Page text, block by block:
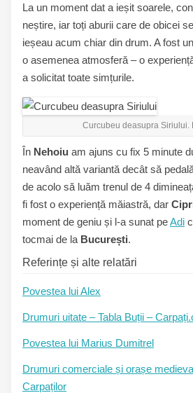
La un moment dat a ieșit soarele,
neștire, iar toți aburii care de obicei
ieșeau acum chiar din drum. A fost
o asemenea atmosferă – o
a solicitat toate simțurile.
Curcubeu deasupra Siriului.
În Nehoiu am ajuns cu fix 5 minute
neavând altă variantă decât să
de acolo să luăm trenul de 4
fi fost o experiență măiastră, dar
moment de geniu și l-a sunat peAdi
tocmai de la București.
Referințe și alte relatări
Povestea lui Alex
Drumuri uitate – Tabla Buții –
Povestea lui Marius Dumitrel
Drumuri comerciale și orașe
Carpaților